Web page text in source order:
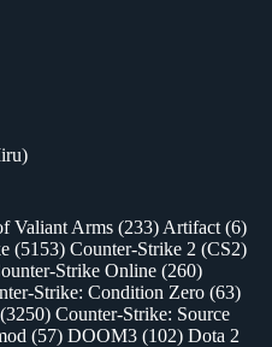
Valiant Arms (233) Artifact (6)
(5153) Counter-Strike 2 (CS2)
Strike Online (260)
Strike: Condition Zero (63)
(3250) Counter-Strike: Source
(57) DOOM3 (102) Dota 2